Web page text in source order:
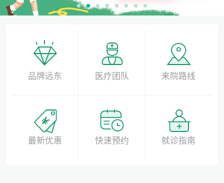
品牌远东 医疗团队 来院路线
最新优惠 快速预约 就诊指南